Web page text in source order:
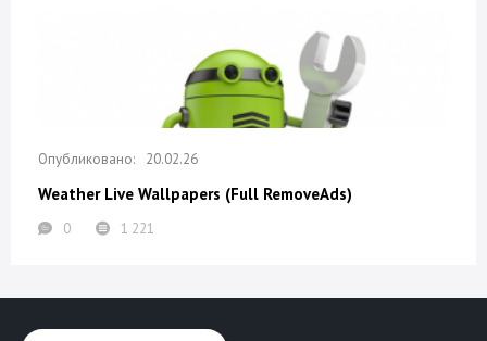
20.02.26
Weather Live Wallpapers (Full RemoveAds)
0 1 221